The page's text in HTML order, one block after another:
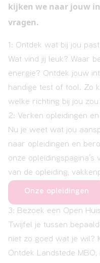
kijken we naar jouw
vragen.
1: Ontdek wat bij jou past
Wat vind jij leuk? Waar
energie? Ontdek jouw
handige test of tool. Zo
welke richting bij jou
2: Verken opleidingen
Nu je weet wat jou
naar opleidingen en
onze
van de opleiding,
Onze opleidingen
3: Bezoek een Open Huis
Twijfel je tussen
niet zo goed wat je wil?
Ontdek Landstede